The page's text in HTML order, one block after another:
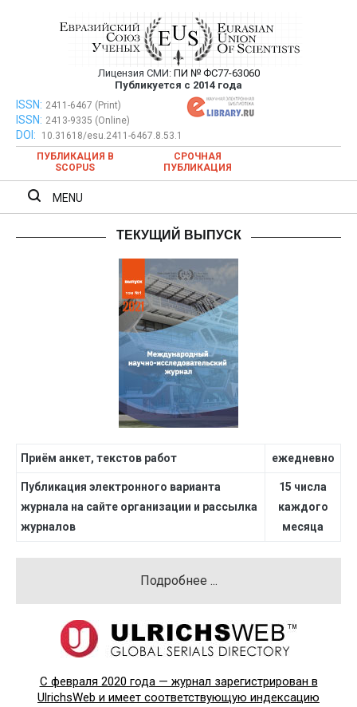
Евразийский Союз Ученых —
публикация научных статей в
ежемесячном научном журнале
Лицензия СМИ: ПИ № ФС77-63060
Публикуется с 2014 года
Евразийский Союз Ученых — публикация научных статей в
ежемесячном научном журнале
ISSN: 2411-6467 (Print)
ISSN: 2413-9335 (Online)
DOI:
10.31618/esu.2411-6467.8.53.1
ПУБЛИКАЦИЯ В
SCOPUS
СРОЧНАЯ
ПУБЛИКАЦИЯ
MENU
ТЕКУЩИЙ ВЫПУСК
Приём анкет, текстов работ ежедневно
Публикация электронного варианта
журнала на сайте организации и рассылка
журналов
15 числа
каждого
месяца
Подробнее ...
C февраля 2020 года — журнал зарегистрирован в
UlrichsWeb и имеет соответствующую индексацию